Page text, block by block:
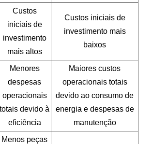
Custos
iniciais de
investimento
mais altos
Custos iniciais de
investimento mais
baixos
Menores
despesas
operacionais
totais devido à
eficiência
Maiores custos
operacionais totais
devido ao consumo de
energia e despesas de
manutenção
Menos peças